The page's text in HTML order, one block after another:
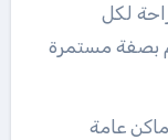
لكل
بصفة مستمرة
عامة